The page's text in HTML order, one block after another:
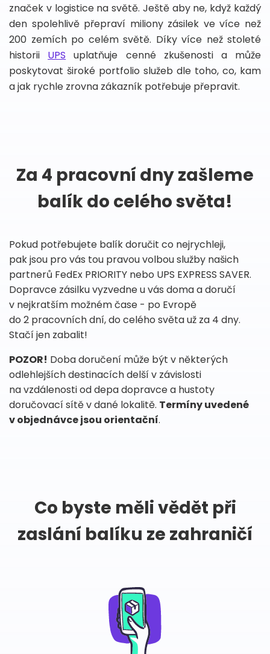
značek v logistice na světě. Ještě aby ne, když každý
den spolehlivě přepraví miliony zásilek ve více než
200 zemích po celém světě. Díky více než stoleté
historii UPS uplatňuje cenné zkušenosti a může
poskytovat široké portfolio služeb dle toho, co, kam
a jak rychle zrovna zákazník potřebuje přepravit.
Za 4 pracovní dny zašleme
balík do celého světa!
Pokud potřebujete balík doručit co nejrychleji,
pak jsou pro vás tou pravou volbou služby našich
partnerů FedEx PRIORITY nebo UPS EXPRESS SAVER.
Dopravce zásilku vyzvedne u vás doma a doručí
v nejkratším možném čase - po Evropě
do 2 pracovních dní, do celého světa už za 4 dny.
Stačí jen zabalit!
POZOR! Doba doručení může být v některých
odlehlejších destinacích delší v závislosti
na vzdálenosti od depa dopravce a hustoty
doručovací sítě v dané lokalitě. Termíny uvedené
v objednávce jsou orientační.
Co byste měli vědět při
zaslání balíku ze zahraničí